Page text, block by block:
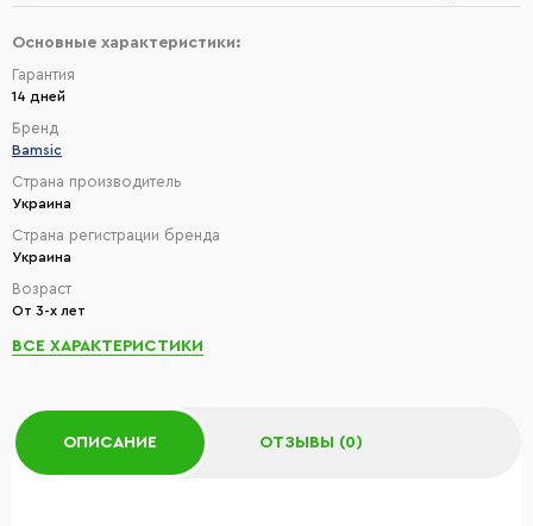
Основные характеристики:
Гарантия
14 дней
Бренд
Bamsic
Страна производитель
Украина
Страна регистрации бренда
Украина
Возраст
От 3-х лет
ВСЕ ХАРАКТЕРИСТИКИ
ОПИСАНИЕ ОТЗЫВЫ (0)